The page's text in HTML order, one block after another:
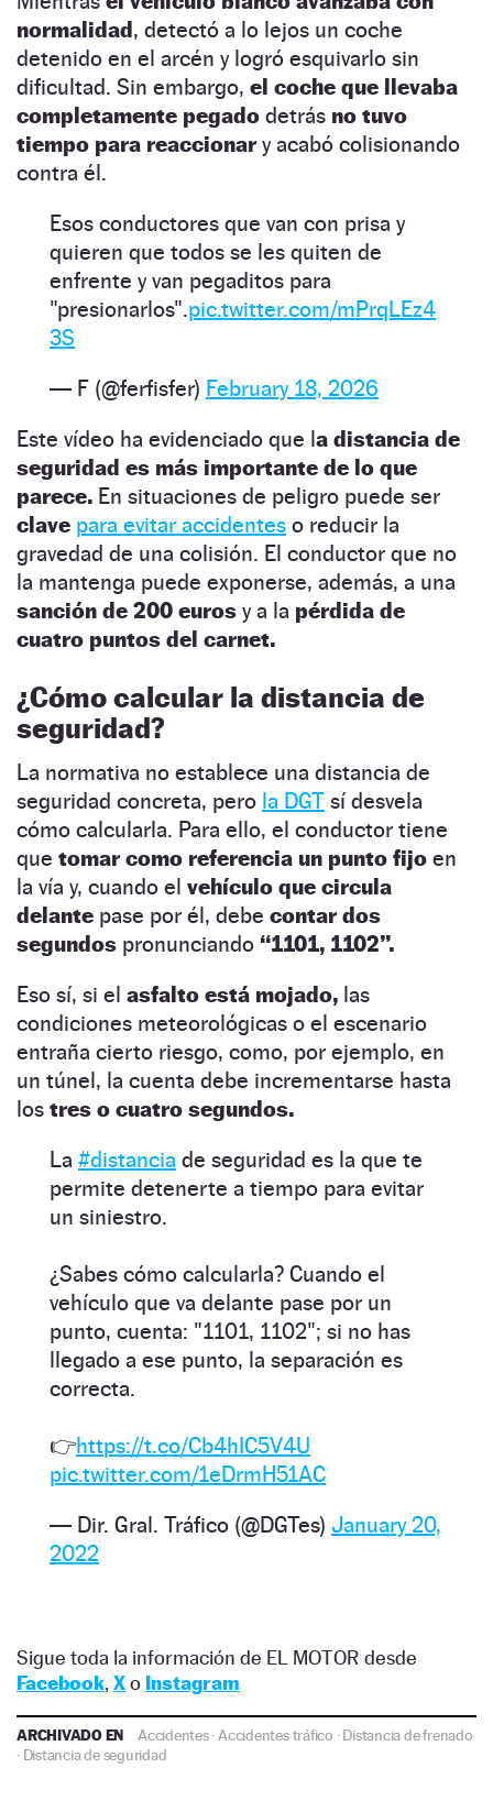
normalidad, detectó a lo lejos un coche
detenido en el arcén y logró esquivarlo sin
dificultad. Sin embargo, el coche que llevaba
completamente pegado detrás no tuvo
tiempo para reaccionary acabó colisionando
contra él.
Esos conductores que van con prisa y
quieren que todos se les quiten de
enfrente y van pegaditos para
"presionarlos".pic.twitter.com/mPrqLEz4
3S
— F (@ferfisfer) February 18, 2026
Este vídeo ha evidenciado que la distancia de
seguridad es más importante de lo que
parece. En situaciones de peligro puede ser
clave para evitar accidentes o reducir la
gravedad de una colisión. El conductor que no
la mantenga puede exponerse, además, a una
sanción de 200 euros y a la pérdida de
cuatro puntos del carnet.
¿Cómo calcular la distancia de
seguridad?
La normativa no establece una distancia de
seguridad concreta, pero la DGT sí desvela
cómo calcularla. Para ello, el conductor tiene
que tomar como referencia un punto fijo en
la vía y, cuando el vehículo que circula
delante pase por él, debe contar dos
segundos pronunciando “1101, 1102”.
Eso sí, si el asfalto está mojado, las
condiciones meteorológicas o el escenario
entraña cierto riesgo, como, por ejemplo, en
un túnel, la cuenta debe incrementarse hasta
los tres o cuatro segundos.
La #distancia de seguridad es la que te
permite detenerte a tiempo para evitar
un siniestro.
¿Sabes cómo calcularla? Cuando el
vehículo que va delante pase por un
punto, cuenta: "1101, 1102"; si no has
llegado a ese punto, la separación es
correcta.
👉https://t.co/Cb4hIC5V4U
pic.twitter.com/1eDrmH51AC
— Dir. Gral. Tráfico (@DGTes) January 20,
2022
Sigue toda la información de EL MOTOR desde
Facebook, Xo Instagram
ARCHIVADO EN Accidentes· Accidentes tráfico ·Distancia de frenado
· Distancia de seguridad